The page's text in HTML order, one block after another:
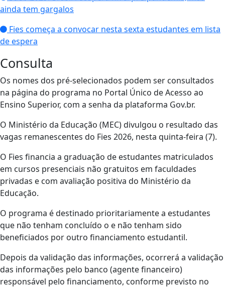
ainda tem gargalos
Fies começa a convocar nesta sexta estudantes em lista
de espera
Consulta
Os nomes dos pré-selecionados podem ser consultados
na página do programa no Portal Único de Acesso ao
Ensino Superior, com a senha da plataforma Gov.br.
O Ministério da Educação (MEC) divulgou o resultado das
vagas remanescentes do Fies 2026, nesta quinta-feira (7).
O Fies financia a graduação de estudantes matriculados
em cursos presenciais não gratuitos em faculdades
privadas e com avaliação positiva do Ministério da
Educação.
O programa é destinado prioritariamente a estudantes
que não tenham concluído o e não tenham sido
beneficiados por outro financiamento estudantil.
Depois da validação das informações, ocorrerá a validação
das informações pelo banco (agente financeiro)
responsável pelo financiamento, conforme previsto no